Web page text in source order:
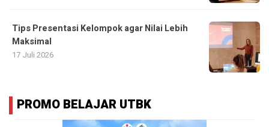
Tips Presentasi Kelompok agar Nilai Lebih
Maksimal
17 Juli 2026
PROMO BELAJAR UTBK